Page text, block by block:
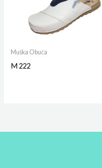
Muška Obuća
M 222